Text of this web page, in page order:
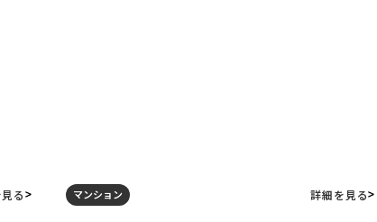
る マンション 詳細を見る